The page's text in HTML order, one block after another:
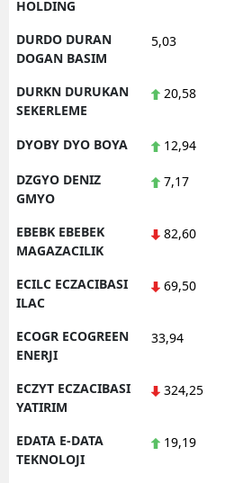
HOLDING
DURDO DURAN
DOGAN BASIM
5,03
DURKN DURUKAN
SEKERLEME
20,58
DYOBY DYO BOYA 12,94
DZGYO DENIZ
GMYO
7,17
EBEBK EBEBEK
MAGAZACILIK
82,60
ECILC ECZACIBASI
ILAC
69,50
ECOGR ECOGREEN
ENERJI
33,94
ECZYT ECZACIBASI
YATIRIM
324,25
EDATA E-DATA
TEKNOLOJI
19,19